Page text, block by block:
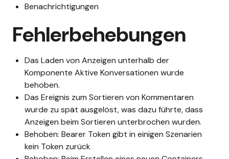
Benachrichtigungen
Fehlerbehebungen
Das Laden von Anzeigen unterhalb der
Komponente Aktive Konversationen wurde
behoben.
Das Ereignis zum Sortieren von Kommentaren
wurde zu spät ausgelöst, was dazu führte, dass
Anzeigen beim Sortieren unterbrochen wurden.
Behoben: Bearer Token gibt in einigen Szenarien
kein Token zurück